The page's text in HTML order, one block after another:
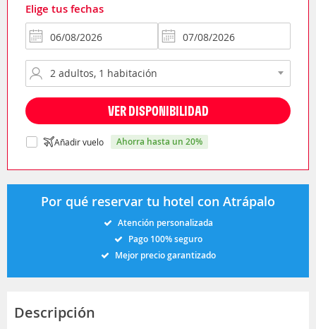
Elige tus fechas
VER DISPONIBILIDAD
Añadir vuelo ahorra hasta un 20%
Por qué reservar tu hotel con Atrápalo
Atención personalizada
Pago 100% seguro
Mejor precio garantizado
Descripción